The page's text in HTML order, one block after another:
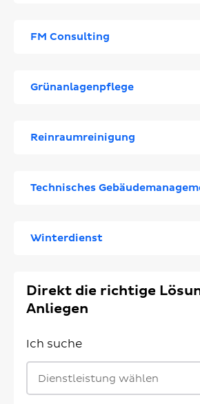
FM Consulting
Grünanlagenpflege
Reinraumreinigung
Technisches
Winterdienst
Direkt die richtige
Anliegen
Ich suche
Dienstleistung wählen